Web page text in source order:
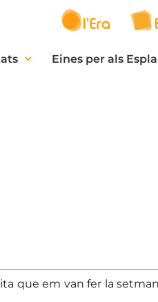
Eines per als
que em van fer la